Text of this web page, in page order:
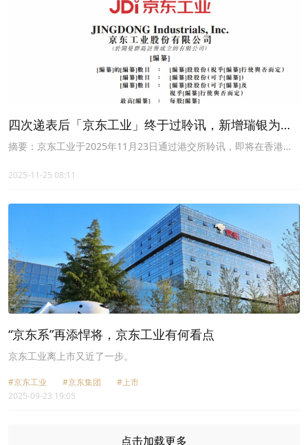
四次递表后「京东工业」终于过聆讯，新增瑞银为保
荐人
摘要：京东工业于2025年11月23日通过港交所聆讯，即将在香港主
2025-11-25 08:11
“京东系”再添悍将，京东工业有何看点
京东工业离上市又近了一步。
#京东工业 #京东集团
#上市
2025-09-23 19:05
点击加载更多